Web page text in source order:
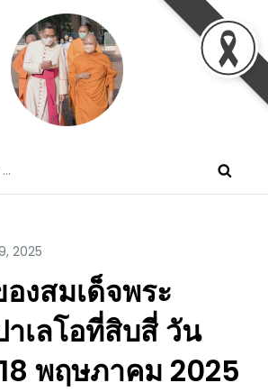
พระพรแก่พวกท่านท้งหลายเทอญ
งสมเด็จพระ
เลโอที่สิบสี่ วัน
พฤษภาคม 2025